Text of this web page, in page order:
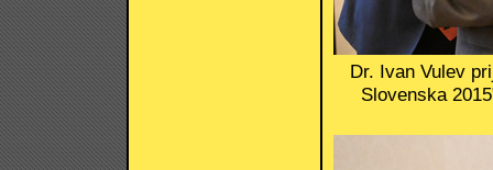
Dr. Ivan Vulev
Slovenska